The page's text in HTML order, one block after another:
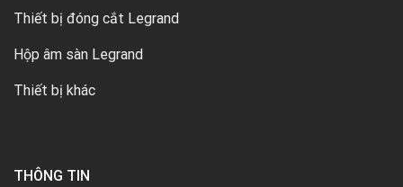
Thiết bị đóng cắt Legrand
Hộp âm sàn Legrand
Thiết bị khác
THÔNG TIN